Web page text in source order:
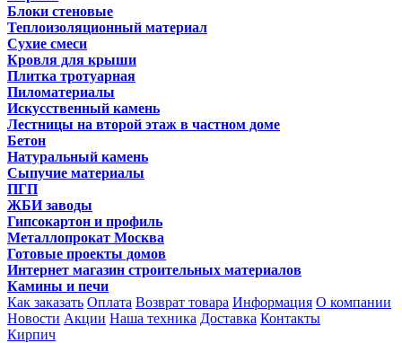
Блоки стеновые
Теплоизоляционный материал
Сухие смеси
Кровля для крыши
Плитка тротуарная
Пиломатериалы
Искусственный камень
Лестницы на второй этаж в частном доме
Бетон
Натуральный камень
Сыпучие материалы
ПГП
ЖБИ заводы
Гипсокартон и профиль
Металлопрокат Москва
Готовые проекты домов
Интернет магазин строительных материалов
Камины и печи
Как заказать Оплата Возврат товара Информация О компании
Новости Акции Наша техника Доставка Контакты
Кирпич